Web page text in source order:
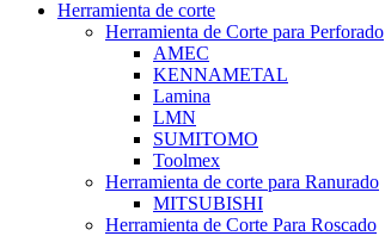
Herramienta de corte
Herramienta de Corte para Perforado
AMEC
KENNAMETAL
Lamina
LMN
SUMITOMO
Toolmex
Herramienta de corte para Ranurado
MITSUBISHI
Herramienta de Corte Para Roscado